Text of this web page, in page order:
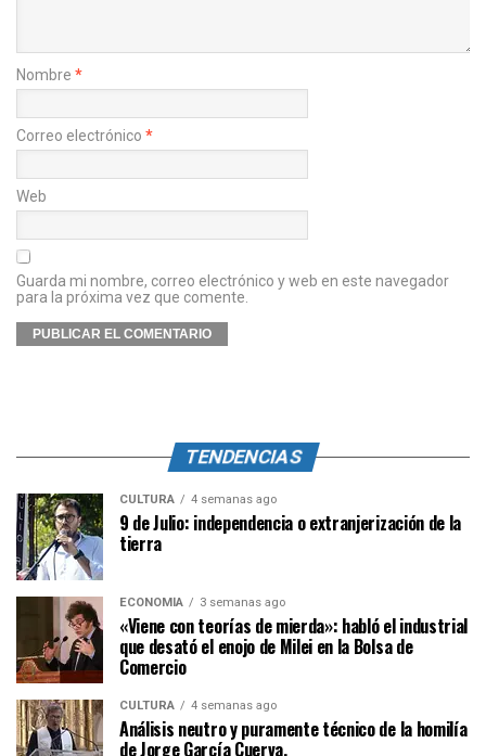
Nombre *
Correo electrónico *
Web
Guarda mi nombre, correo electrónico y web en este navegador
para la próxima vez que comente.
TENDENCIAS
CULTURA 4 semanas ago
9 de Julio: independencia o extranjerización de la
tierra
ECONOMÍA 3 semanas ago
«Viene con teorías de mierda»: habló el industrial
que desató el enojo de Milei en la Bolsa de
Comercio
CULTURA 4 semanas ago
Análisis neutro y puramente técnico de la homilía
de Jorge García Cuerva.